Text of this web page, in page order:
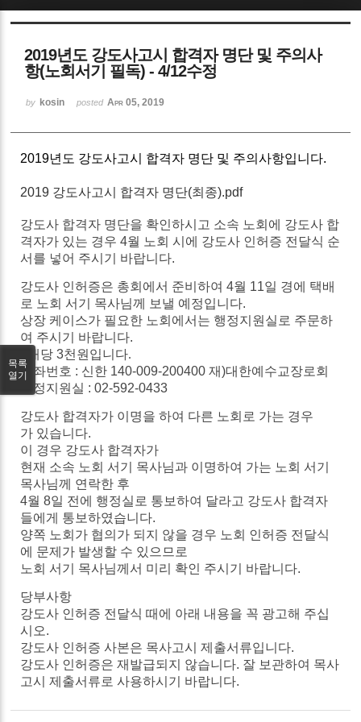
2019년도 강도사고시 합격자 명단 및 주의사
항(노회서기 필독) - 4/12수정
by kosin posted Apr 05, 2019
2019년도 강도사고시 합격자 명단 및 주의사항입니다.
2019 강도사고시 합격자 명단(최종).pdf
강도사 합격자 명단을 확인하시고 소속 노회에 강도사 합
격자가 있는 경우 4월 노회 시에 강도사 인허증 전달식 순
서를 넣어 주시기 바랍니다.
강도사 인허증은 총회에서 준비하여 4월 11일 경에 택배
로 노회 서기 목사님께 보낼 예정입니다.
상장 케이스가 필요한 노회에서는 행정지원실로 주문하
여 주시기 바랍니다.
개당 3천원입니다.
계좌번호 : 신한 140-009-200400재)대한예수교장로회
행정지원실 : 02-592-0433
강도사 합격자가 이명을 하여 다른 노회로 가는 경우
가 있습니다.
이
경우 강도사 합격자가
현재 소속 노회 서기 목사님과 이명하여 가는 노회 서기
목사님께 연락한 후
4월 8일 전에 행정실로 통보하여 달라고 강도사 합격자
들에게 통보하였습니다.
양쪽 노회가 협의가 되지 않을 경우 노회 인허증 전달식
에 문제가 발생할 수 있으므로
노회 서기 목사님께서 미리 확인 주시기 바랍니다.
당부사항
강도사 인허증 전달식 때에 아래 내용을 꼭 광고해 주십
시오.
강도사 인허증 사본은 목사고시 제출서류입니다.
강도사 인허증은 재발급되지 않습니다. 잘 보관하여 목사
고시
제출서류로 사용하시기 바랍니다.
목록
열기
Sketchbook5, 스케치북5
Sketchbook5, 스케치북5